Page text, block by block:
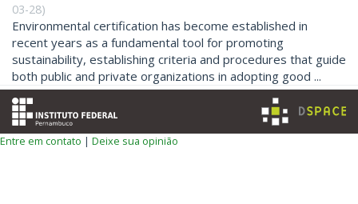
03-28)
Environmental certification has become established in
recent years as a fundamental tool for promoting
sustainability, establishing criteria and procedures that guide
both public and private organizations in adopting good ...
Entre em contato | Deixe sua opinião